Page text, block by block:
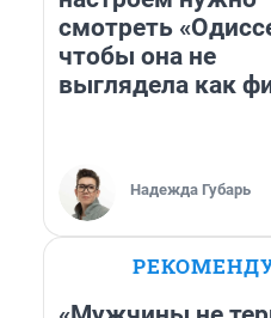
смотреть
чтобы она не
выглядела как
Надежда Губарь